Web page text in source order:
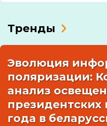
Тренды
Эволюция
поляризации:
анализ
президентских
года в